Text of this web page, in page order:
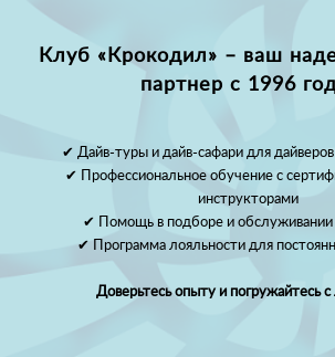
Клуб «Крокодил» – ваш
партнер с 1996
✔ Дайв-туры и дайв-сафари для
✔ Профессиональное обучение с
инструкторами
✔ Помощь в подборе и обслуживании
✔ Программа лояльности для
Доверьтесь опыту и погружайтесь